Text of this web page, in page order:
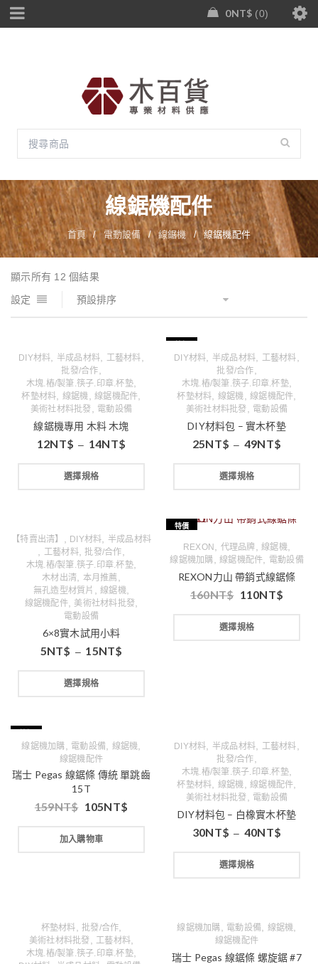
0NT$ 0
線鋸機配件
首頁 / 電動設備 / 線鋸機 / 線鋸機配件
顯示所有 12 個結果
設定
預設排序
DIY材料 半成品材料 工藝材料
批發/合作
木塊.樁/製筆.筷子.印章.杯墊,
杯墊材料 線鋸機 ,線鋸機配件
美術社材料批發 電動設備
線鋸機專用 木料 木塊
12NT$ – 14NT$
選擇規格
DIY材料 半成品材料 工藝材料
批發/合作
木塊.樁/製筆.筷子.印章.杯墊,
杯墊材料 線鋸機 ,線鋸機配件
美術社材料批發 電動設備
DIY材料包 – 實木杯墊
25NT$ – 49NT$
選擇規格
【特賣出清】 DIY材料 半成品材料
工藝材料,批發/合作
木塊.樁/製筆.筷子.印章.杯墊,
木材出清 本月推薦
無孔造型材質片 ,線鋸機
線鋸機配件, 美術社材料批發
電動設備
6×8實木試用小料
5NT$ – 15NT$
選擇規格
特價
REXON 代理品牌 ,線鋸機
線鋸機加購 線鋸機配件 電動設備
REXON力山 帶銷式線鋸條
160NT$ 110NT$
選擇規格
線鋸機加購 電動設備 線鋸機
線鋸機配件
瑞士 Pegas 線鋸條 傳統 單跳齒
15T
159NT$ 105NT$
加入購物車
DIY材料 半成品材料 工藝材料
批發/合作
木塊.樁/製筆.筷子.印章.杯墊,
杯墊材料 線鋸機 ,線鋸機配件
美術社材料批發 電動設備
DIY材料包 – 白橡實木杯墊
30NT$ – 40NT$
選擇規格
杯墊材料 批發/合作
美術社材料批發 工藝材料
木塊.樁/製筆.筷子.印章.杯墊,
線鋸機加購 電動設備 線鋸機
線鋸機配件
瑞士 Pegas 線鋸條 螺旋鋸 #7